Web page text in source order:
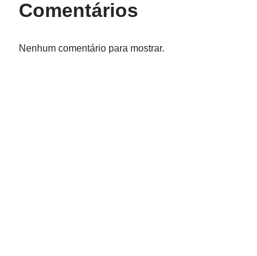
Comentários
Nenhum comentário para mostrar.